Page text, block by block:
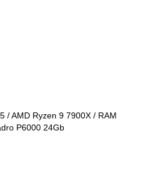
/ AMD Ryzen 9 7900X / RAM
P6000 24Gb